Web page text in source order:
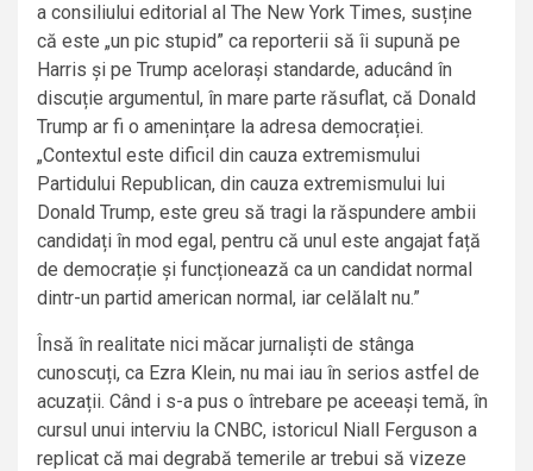
a consiliului editorial al The New York Times, susține
că este „un pic stupid” ca reporterii să îi supună pe
Harris și pe Trump acelorași standarde, aducând în
discuție argumentul, în mare parte răsuflat, că Donald
Trump ar fi o amenințare la adresa democrației.
„Contextul este dificil din cauza extremismului
Partidului Republican, din cauza extremismului lui
Donald Trump, este greu să tragi la răspundere ambii
candidați în mod egal, pentru că unul este angajat față
de democrație și funcționează ca un candidat normal
dintr-un partid american normal, iar celălalt nu.”
Însă în realitate nici măcar jurnaliști de stânga
cunoscuți, ca Ezra Klein, nu mai iau în serios astfel de
acuzații. Când i s-a pus o întrebare pe aceeași temă, în
cursul unui interviu la CNBC, istoricul Niall Ferguson a
replicat că mai degrabă temerile ar trebui să vizeze